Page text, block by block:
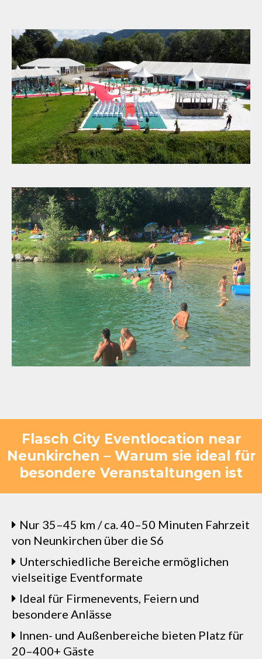
Flasch City Eventlocation near
Neunkirchen – Warum sie ideal für
besondere Veranstaltungen ist
Nur 35–45 km / ca. 40–50 Minuten Fahrzeit
von Neunkirchen über die S6
Unterschiedliche Bereiche ermöglichen
vielseitige Eventformate
Ideal für Firmenevents, Feiern und
besondere Anlässe
Innen- und Außenbereiche bieten Platz für
20–400+ Gäste